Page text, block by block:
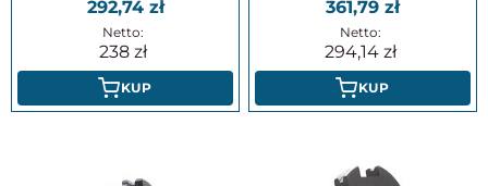
292,74
238
KUP
361,79
294,14
KUP